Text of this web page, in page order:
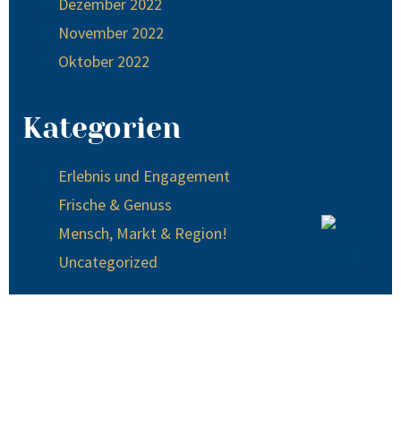
November 2022
Oktober 2022
Kategorien
Erlebnis und Engagement
Frische & Genuss
Mensch, Markt & Region!
Uncategorized